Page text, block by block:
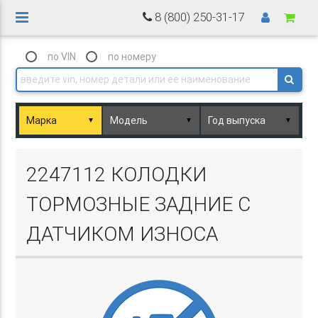
8 (800) 250-31-17
по VIN по номеру
▼ ▼ ▼
2247112 КОЛОДКИ
ТОРМОЗНЫЕ ЗАДНИЕ С
ДАТЧИКОМ ИЗНОСА